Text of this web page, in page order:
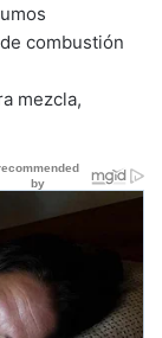
combustión
mezcla,